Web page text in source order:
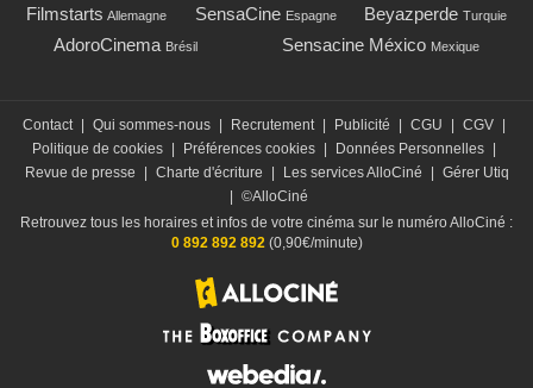
Filmstarts Allemagne SensaCine Espagne Beyazperde Turquie
AdoroCinema Brésil Sensacine México Mexique
Contact Qui sommes-nous Recrutement Publicité CGU CGV
Politique de cookies
Préférences cookies Données Personnelles
Revue de presse
Charte d'écriture Les services AlloCiné
Gérer Utiq
©AlloCiné
Retrouvez tous les horaires et infos de votre cinéma sur le numéro AlloCiné :
0 892 892 892(0,90€/minute)